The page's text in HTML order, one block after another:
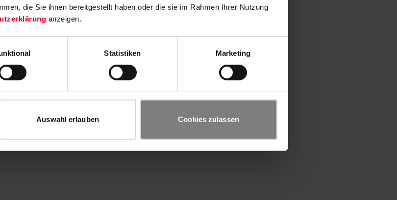
die Sie ihnen bereitgestellt haben oder die sie im Rahmen Ihrer Nutzung
anzeigen.
Statistiken Marketing
Auswahl erlauben Cookies zulassen